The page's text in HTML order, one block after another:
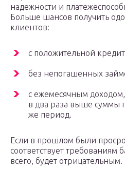
надежности и
Больше шансов получить
клиентов:
с положительной
без непогашенных
с ежемесячным
в два раза выше суммы
же период.
Если в прошлом были
соответствует требованиям
всего, будет отрицательным.